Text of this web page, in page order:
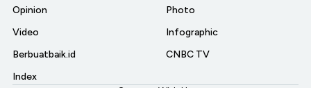
Opinion
Video
Berbuatbaik.id
Index
Photo
Infographic
CNBC TV